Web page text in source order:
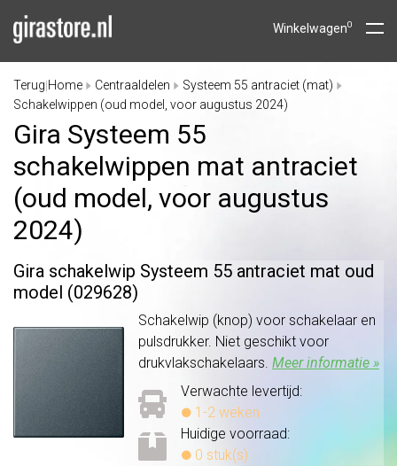
Winkelwagen0
Terug Home Centraaldelen
Systeem 55 antraciet (mat)
Schakelwippen (oud model, voor augustus 2024)
Gira Systeem 55
schakelwippen mat antraciet
(oud model, voor augustus
2024)
Gira schakelwip Systeem 55 antraciet mat oud
model (029628)
Schakelwip (knop) voor schakelaar en
pulsdrukker. Niet geschikt voor
drukvlakschakelaars. Meer informatie »
Verwachte levertijd:
1-2 weken
Huidige voorraad:
0 stuk(s)